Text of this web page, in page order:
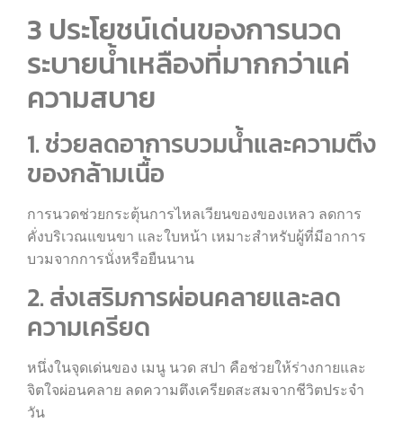
3 ประโยชน์เด่นของการนวด
ระบายน้ำเหลืองที่มากกว่าแค่
ความสบาย
1. ช่วยลดอาการบวมน้ำและความตึง
ของกล้ามเนื้อ
การนวดช่วยกระตุ้นการไหลเวียนของของเหลว ลดการ
คั่งบริเวณแขนขา และใบหน้า เหมาะสำหรับผู้ที่มีอาการ
บวมจากการนั่งหรือยืนนาน
2. ส่งเสริมการผ่อนคลายและลด
ความเครียด
หนึ่งในจุดเด่นของ เมนู นวด สปา คือช่วยให้ร่างกายและ
จิตใจผ่อนคลาย ลดความตึงเครียดสะสมจากชีวิตประจำ
วัน